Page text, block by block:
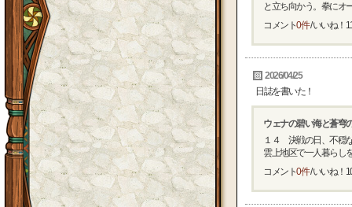
と立ち向かう。拳にオ
コメント0件/ いいね！
2026/04/25
日誌を書いた！
ウェナの碧い海と蒼穹
１４ 決戦の日、不穏
雲上地区で一人暮らし
コメント0件/ いいね！